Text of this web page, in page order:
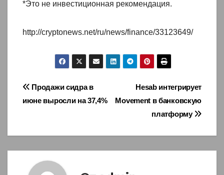
*Это не инвестиционная рекомендация.
http://cryptonews.net/ru/news/finance/33123649/
Навигация
записям
Hesab интегрирует
Movement в банковскую
платформу
Продажи сидра в
июне выросли на 37,4%